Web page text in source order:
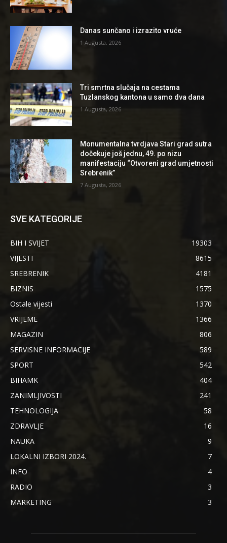
Danas sunčano i izrazito vruće
1 Augusta, 2026
Tri smrtna slučaja na cestama
Tuzlanskog kantona u samo dva dana
1 Augusta, 2026
Monumentalna tvrdjava Stari grad sutra
dočekuje još jednu, 49. po nizu
manifestaciju “Otvoreni grad umjetnosti
Srebrenik”
7 Augusta, 2026
SVE KATEGORIJE
BIH I SVIJET
19303
VIJESTI
8615
SREBRENIK
4181
BIZNIS
1575
Ostale vijesti
1370
VRIJEME
1366
MAGAZIN
806
SERVISNE INFORMACIJE
589
SPORT
542
BIHAMK
404
ZANIMLJIVOSTI
241
TEHNOLOGIJA
58
ZDRAVLJE
16
NAUKA
9
LOKALNI IZBORI 2024.
7
INFO
4
RADIO
3
MARKETING
3